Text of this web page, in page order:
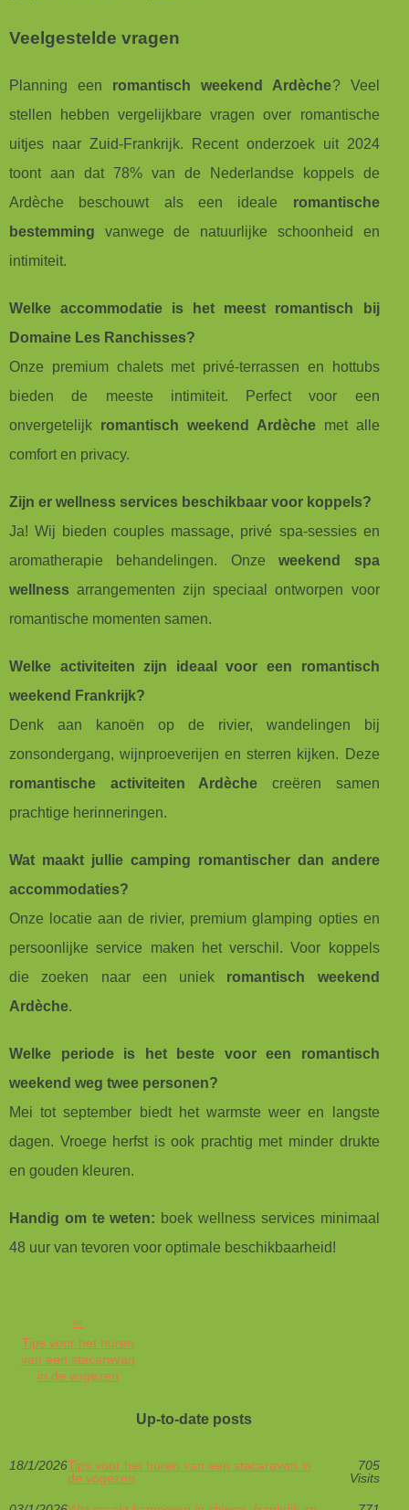
Veelgestelde vragen
Planning een romantisch weekend Ardèche? Veel
stellen hebben vergelijkbare vragen over romantische
uitjes naar Zuid-Frankrijk. Recent onderzoek uit 2024
toont aan dat 78% van de Nederlandse koppels de
Ardèche beschouwt als een ideale romantische
bestemming vanwege de natuurlijke schoonheid en
intimiteit.
Welke accommodatie is het meest romantisch bij
Domaine Les Ranchisses?
Onze premium chalets met privé-terrassen en hottubs
bieden de meeste intimiteit. Perfect voor een
onvergetelijk romantisch weekend Ardèchemet alle
comfort en privacy.
Zijn er wellness services beschikbaar voor koppels?
Ja! Wij bieden couples massage, privé spa-sessies en
aromatherapie behandelingen. Onzeweekend spa
wellness arrangementen zijn speciaal ontworpen voor
romantische momenten samen.
Welke activiteiten zijn ideaal voor een romantisch
weekend Frankrijk?
Denk aan kanoën op de rivier, wandelingen bij
zonsondergang, wijnproeverijen en sterren kijken. Deze
romantische activiteiten Ardèche creëren samen
prachtige herinneringen.
Wat maakt jullie camping romantischer dan andere
accommodaties?
Onze locatie aan de rivier, premium glamping opties en
persoonlijke service maken het verschil. Voor koppels
die zoeken naar een uniek romantisch weekend
Ardèche.
Welke periode is het beste voor een romantisch
weekend weg twee personen?
Mei tot september biedt het warmste weer en langste
dagen. Vroege herfst is ook prachtig met minder drukte
en gouden kleuren.
Handig om te weten: boek wellness services minimaal
48 uur van tevoren voor optimale beschikbaarheid!
Tips voor het huren
van een stacaravan
in de vogezen
Up-to-date posts
18/1/2026Tips voor het huren van een stacaravan in
de vogezen
705
Visits